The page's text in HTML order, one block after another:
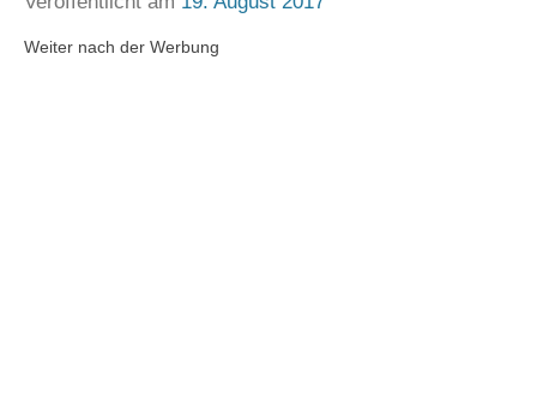
Weiter nach der Werbung